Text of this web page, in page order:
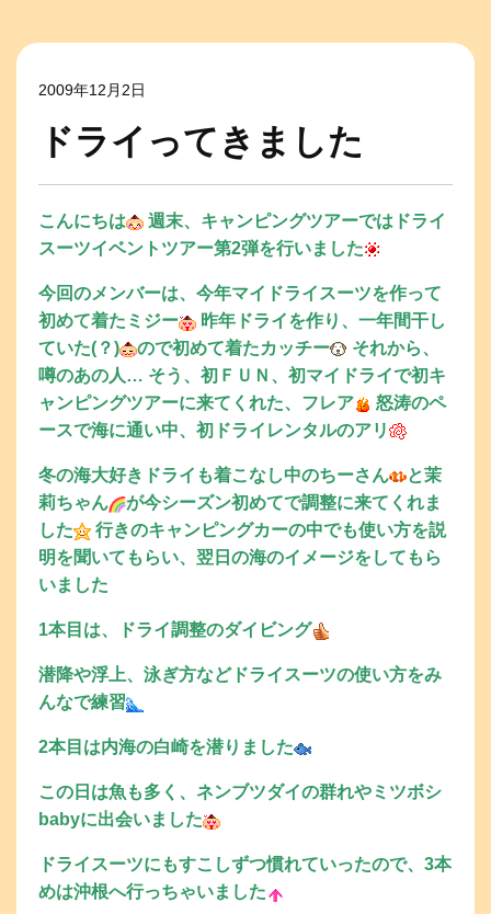
2009年12月2日
ドライってきました
こんにちは
週末、キャンピングツアーではドライ
スーツイベントツアー第2弾を行いました
今回のメンバーは、今年マイドライスーツを作って
初めて着たミジー
昨年ドライを作り、一年間干し
ていた(？)
ので初めて着たカッチー
それから、
噂のあの人… そう、初ＦＵＮ、初マイドライで初キ
ャンピングツアーに来てくれた、フレア
怒涛のペ
ースで海に通い中、初ドライレンタルのアリ
冬の海大好きドライも着こなし中のちーさん
と茉
莉ちゃん
が今シーズン初めてで調整に来てくれま
した
行きのキャンピングカーの中でも使い方を説
明を聞いてもらい、翌日の海のイメージをしてもら
いました
1本目は、ドライ調整のダイビング
潜降や浮上、泳ぎ方などドライスーツの使い方をみ
んなで練習
2本目は内海の白崎を潜りました
この日は魚も多く、ネンブツダイの群れやミツボシ
babyに出会いました
ドライスーツにもすこしずつ慣れていったので、3本
めは沖根へ行っちゃいました